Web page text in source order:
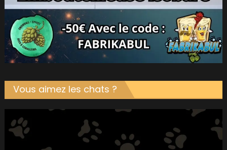
Vous aimez les chats ?